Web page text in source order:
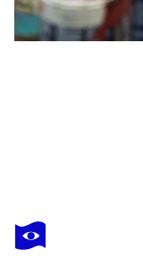
KRISTIN KOSSI
Make your life delicious